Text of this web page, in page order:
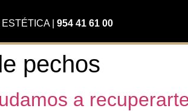
ESTÉTICA|954 41 61 00
pechos
a